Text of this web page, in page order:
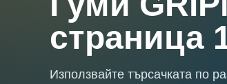
страница
Използвайте търсачката по